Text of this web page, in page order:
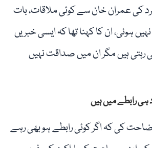
عمران خان سے کوئی ملاقات، بات
ہوئی، ان کا کہنا تھا کہ ایسی خبریں
رہتی ہیں مگر ان میں صداقت نہیں
ہی رابطے میں ہیں
کی کہ اگر کوئی رابطے ہو بھی رہے